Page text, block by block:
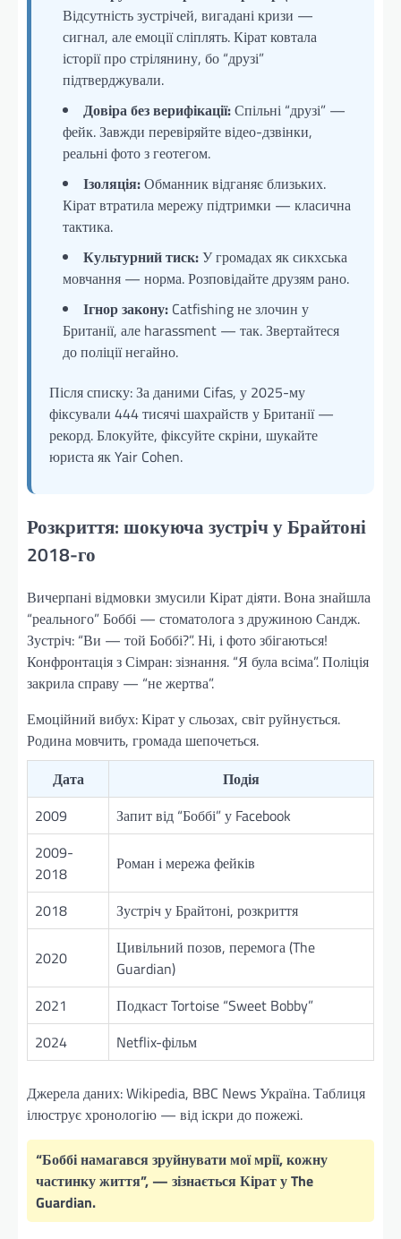
Відсутність зустрічей, вигадані кризи —
сигнал, але емоції сліплять. Кірат ковтала
історії про стрілянину, бо “друзі”
підтверджували.
Довіра без верифікації:Спільні “друзі” —
фейк. Завжди перевіряйте відео-дзвінки,
реальні фото з геотегом.
Ізоляція:Обманник відганяє близьких.
Кірат втратила мережу підтримки — класична
тактика.
Культурний тиск:У громадах як сикхська
мовчання — норма. Розповідайте друзям рано.
Ігнор закону: Catfishing не злочин у
Британії, але harassment — так. Звертайтеся
до поліції негайно.
Після списку: За даними Cifas, у 2025-му
фіксували 444 тисячі шахрайств у Британії —
рекорд. Блокуйте, фіксуйте скріни, шукайте
юриста як Yair Cohen.
Розкриття: шокуюча зустріч у Брайтоні
2018-го
Вичерпані відмовки змусили Кірат діяти. Вона знайшла
“реального” Боббі — стоматолога з дружиною Сандж.
Зустріч: “Ви — той Боббі?”. Ні, і фото збігаються!
Конфронтація з Сімран: зізнання. “Я була всіма”. Поліція
закрила справу — “не жертва”.
Емоційний вибух: Кірат у сльозах, світ руйнується.
Родина мовчить, громада шепочеться.
Дата
Подія
2009
Запит від “Боббі” у Facebook
2009-
2018
Роман і мережа фейків
2018 Зустріч у Брайтоні, розкриття
2020
Цивільний позов, перемога (The
Guardian)
2021
Подкаст Tortoise “Sweet Bobby”
2024
Netflix-фільм
Джерела даних: Wikipedia, BBC News Україна. Таблиця
ілюструє хронологію — від іскри до пожежі.
“Боббі намагався зруйнувати мої мрії, кожну
частинку життя”, — зізнається Кірат у The
Guardian.